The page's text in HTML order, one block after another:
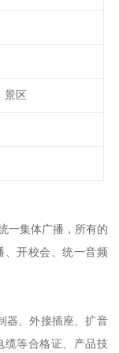
景区
一集体广播，所有的
、开校会、统一音频
器、外接插座、扩音
缆等合格证、产品技